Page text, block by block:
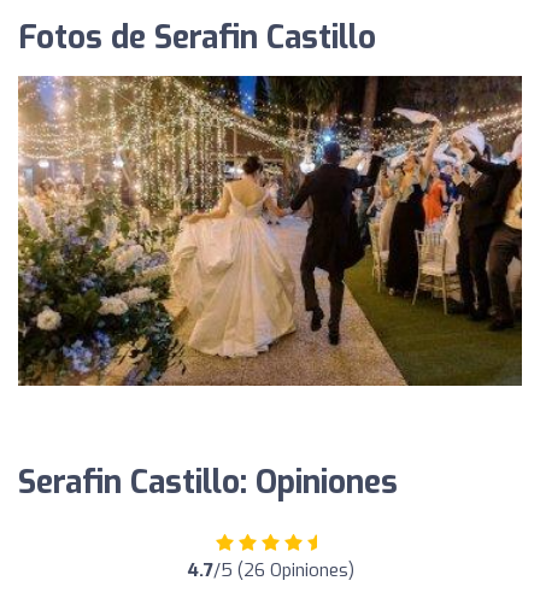
Fotos de Serafin Castillo
Serafin Castillo: Opiniones
4.7/5 (26 Opiniones)